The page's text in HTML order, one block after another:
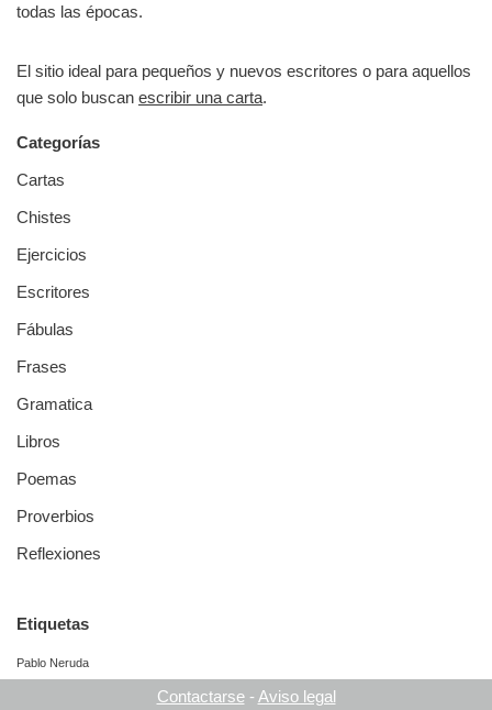
todas las épocas.
El sitio ideal para pequeños y nuevos escritores o para aquellos
que solo buscan escribir una carta.
Categorías
Cartas
Chistes
Ejercicios
Escritores
Fábulas
Frases
Gramatica
Libros
Poemas
Proverbios
Reflexiones
Etiquetas
Pablo Neruda
Contactarse- Aviso legal